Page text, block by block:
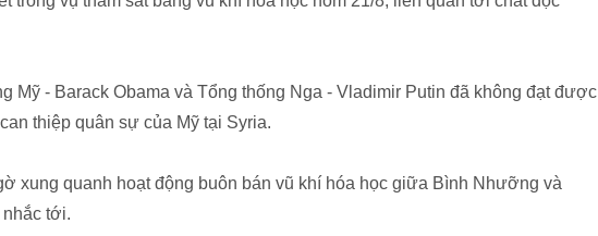
Mỹ - Barack Obama và Tổng thống Nga - Vladimir Putin đã không đạt được
thiệp quân sự của Mỹ tại Syria.
xung quanh hoạt động buôn bán vũ khí hóa học giữa Bình Nhưỡng và
tới.